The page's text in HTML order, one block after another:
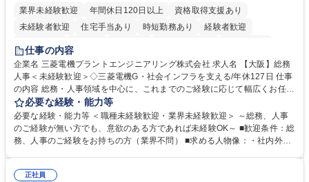
業界未経験歓迎
年間休日120日以上
資格取得支援あり
未経験者歓迎
住宅手当あり 時短勤務あり
経験者歓迎
退職金あり
駅近5分以内
土日祝休み 服装自由 寮・社宅あり 食事補助あり
仕事の内容
企業名 三菱電機プラントエンジニアリング株式会社 求人名 【大阪】総務
人事＜未経験歓迎＞◇三菱電機G・社会インフラを支える/年休127日 仕事
の内容 総務・人事領域を中心に、これまでのご経験に応じて幅広くお任せ
します。 ＜具体的には＞ ・総務/人事労務（給与・社保・勤怠管理など）
・採用・教育研修 ・福利厚生運用 など ※基本的には事務所勤務ですが、
採用や教育等の業務内容により、関西圏以外への日帰り・宿泊を伴う国内
出張もございます。 ※担当業務を持ちつつ、お互いに助け合いながら、総
必要な経験・能力等
必要な経験・能力等 ＜職種未経験歓迎・業界未経験歓迎＞ ～総務、人事
のご経験が無い方でも、意欲のある方であれば未経験OK～ ■歓迎条件：総
務、人事のご経験をお持ちの方（業界不問） ■求める人物像：・社内外の
正社員